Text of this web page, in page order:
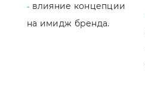
- влияние концепции
на имидж бренда.